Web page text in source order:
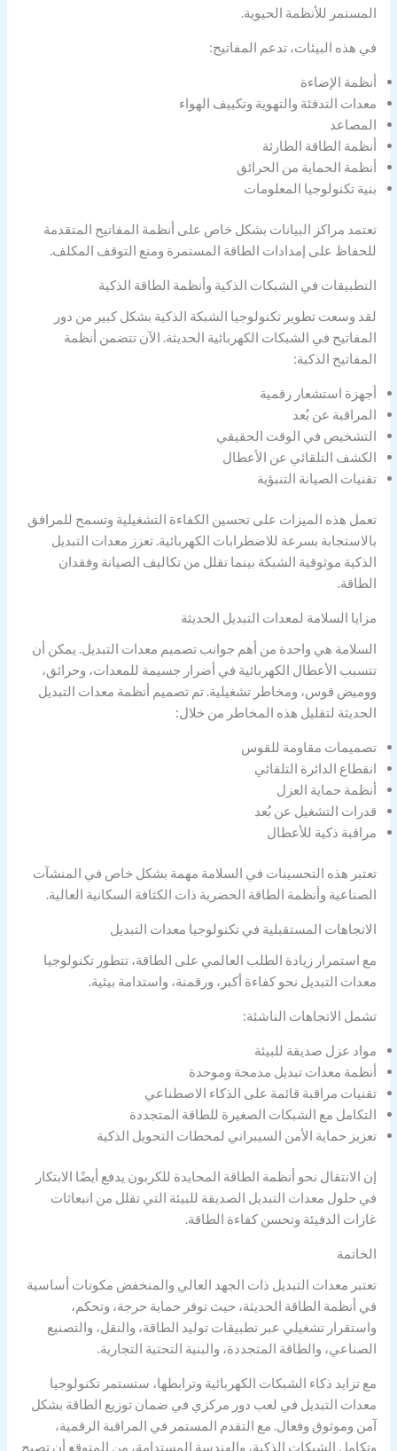
المستمر للأنظمة الحيوية.
في هذه البيئات، تدعم المفاتيح:
أنظمة الإضاءة
معدات التدفئة والتهوية وتكييف الهواء
المصاعد
أنظمة الطاقة الطارئة
أنظمة الحماية من الحرائق
بنية تكنولوجيا المعلومات
تعتمد مراكز البيانات بشكل خاص على أنظمة المفاتيح المتقدمة
للحفاظ على إمدادات الطاقة المستمرة ومنع التوقف المكلف.
التطبيقات في الشبكات الذكية وأنظمة الطاقة الذكية
لقد وسعت تطوير تكنولوجيا الشبكة الذكية بشكل كبير من دور
المفاتيح في الشبكات الكهربائية الحديثة. الآن تتضمن أنظمة
المفاتيح الذكية:
أجهزة استشعار رقمية
المراقبة عن بُعد
التشخيص في الوقت الحقيقي
الكشف التلقائي عن الأعطال
تقنيات الصيانة التنبؤية
تعمل هذه الميزات على تحسين الكفاءة التشغيلية وتسمح للمرافق
بالاستجابة بسرعة للاضطرابات الكهربائية. تعزز معدات التبديل
الذكية موثوقية الشبكة بينما تقلل من تكاليف الصيانة وفقدان
الطاقة.
مزايا السلامة لمعدات التبديل الحديثة
السلامة هي واحدة من أهم جوانب تصميم معدات التبديل. يمكن أن
تتسبب الأعطال الكهربائية في أضرار جسيمة للمعدات، وحرائق،
ووميض قوس، ومخاطر تشغيلية. تم تصميم أنظمة معدات التبديل
الحديثة لتقليل هذه المخاطر من خلال:
تصميمات مقاومة للقوس
انقطاع الدائرة التلقائي
أنظمة حماية العزل
قدرات التشغيل عن بُعد
مراقبة ذكية للأعطال
تعتبر هذه التحسينات في السلامة مهمة بشكل خاص في المنشآت
الصناعية وأنظمة الطاقة الحضرية ذات الكثافة السكانية العالية.
الاتجاهات المستقبلية في تكنولوجيا معدات التبديل
مع استمرار زيادة الطلب العالمي على الطاقة، تتطور تكنولوجيا
معدات التبديل نحو كفاءة أكبر، ورقمنة، واستدامة بيئية.
تشمل الاتجاهات الناشئة:
مواد عزل صديقة للبيئة
أنظمة معدات تبديل مدمجة وموحدة
تقنيات مراقبة قائمة على الذكاء الاصطناعي
التكامل مع الشبكات الصغيرة للطاقة المتجددة
تعزيز حماية الأمن السيبراني لمحطات التحويل الذكية
إن الانتقال نحو أنظمة الطاقة المحايدة للكربون يدفع أيضًا الابتكار
في حلول معدات التبديل الصديقة للبيئة التي تقلل من انبعاثات
غازات الدفيئة وتحسن كفاءة الطاقة.
الخاتمة
تعتبر معدات التبديل ذات الجهد العالي والمنخفض مكونات أساسية
في أنظمة الطاقة الحديثة، حيث توفر حماية حرجة، وتحكم،
واستقرار تشغيلي عبر تطبيقات توليد الطاقة، والنقل، والتصنيع
الصناعي، والطاقة المتجددة، والبنية التحتية التجارية.
مع تزايد ذكاء الشبكات الكهربائية وترابطها، ستستمر تكنولوجيا
معدات التبديل في لعب دور مركزي في ضمان توزيع الطاقة بشكل
آمن وموثوق وفعال. مع التقدم المستمر في المراقبة الرقمية،
وتكامل الشبكات الذكية، والهندسة المستدامة، من المتوقع أن تصبح